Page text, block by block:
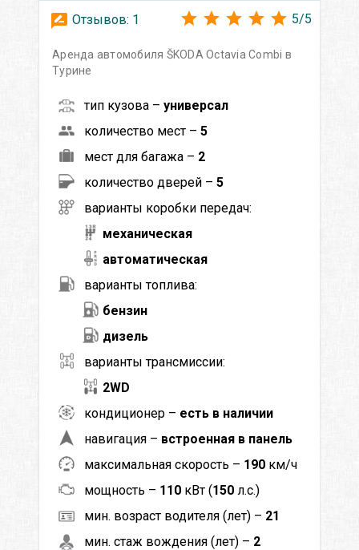
Отзывов: 1 5/5
Аренда автомобиля ŠKODA Octavia Сombi в
Турине
тип кузова – универсал
количество мест – 5
мест для багажа – 2
количество дверей – 5
варианты коробки передач:
механическая
автоматическая
варианты топлива:
бензин
дизель
варианты трансмиссии:
2WD
кондиционер – есть в наличии
навигация – встроенная в панель
максимальная скорость – 190 км/ч
мощность – 110 кВт (150 л.с.)
мин. возраст водителя (лет) – 21
мин. стаж вождения (лет) – 2